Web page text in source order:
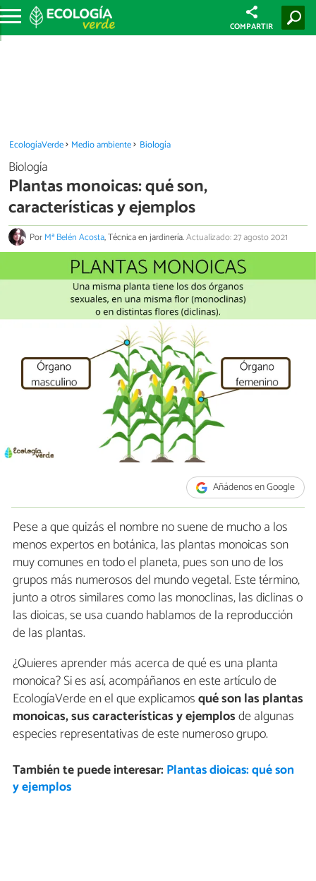
COMPARTIR
EcologíaVerde Medio ambiente Biología
Biología
Plantas monoicas: qué son,
características y ejemplos
PorMª Belén Acosta, Técnica en jardinería.Actualizado: 27 agosto 2021
Añádenos en Google
Pese a que quizás el nombre no suene de mucho a los
menos expertos en botánica, las plantas monoicas son
muy comunes en todo el planeta, pues son uno de los
grupos más numerosos del mundo vegetal. Este término,
junto a otros similares como las monoclinas, las diclinas o
las dioicas, se usa cuando hablamos de la reproducción
de las plantas.
¿Quieres aprender más acerca de qué es una planta
monoica? Si es así, acompáñanos en este artículo de
EcologíaVerde en el que explicamosqué son las plantas
monoicas, sus características y ejemplosde algunas
especies representativas de este numeroso grupo.
También te puede interesar: Plantas dioicas: qué son
y ejemplos